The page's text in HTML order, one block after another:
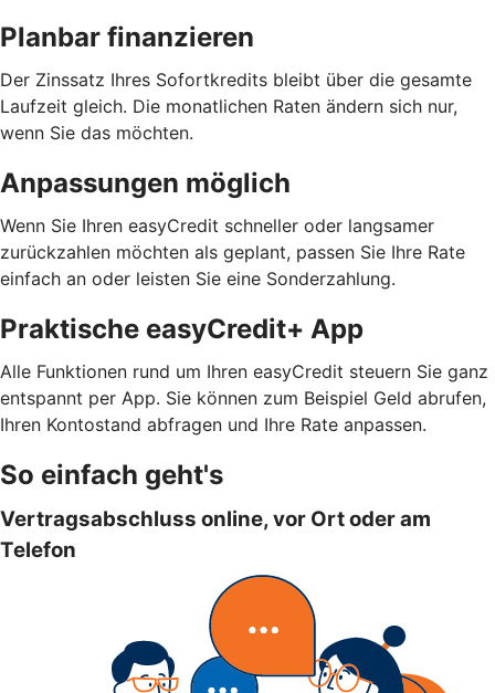
Planbar finanzieren
Der Zinssatz Ihres Sofortkredits bleibt über die gesamte
Laufzeit gleich. Die monatlichen Raten ändern sich nur,
wenn Sie das möchten.
Anpassungen möglich
Wenn Sie Ihren easyCredit schneller oder langsamer
zurückzahlen möchten als geplant, passen Sie Ihre Rate
einfach an oder leisten Sie eine Sonderzahlung.
Praktische easyCredit+ App
Alle Funktionen rund um Ihren easyCredit steuern Sie ganz
entspannt per App. Sie können zum Beispiel Geld abrufen,
Ihren Kontostand abfragen und Ihre Rate anpassen.
So einfach geht's
Vertragsabschluss online, vor Ort oder am
Telefon